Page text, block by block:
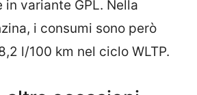
variante GPL. Nella
i consumi sono però
l/100 km nel ciclo WLTP.